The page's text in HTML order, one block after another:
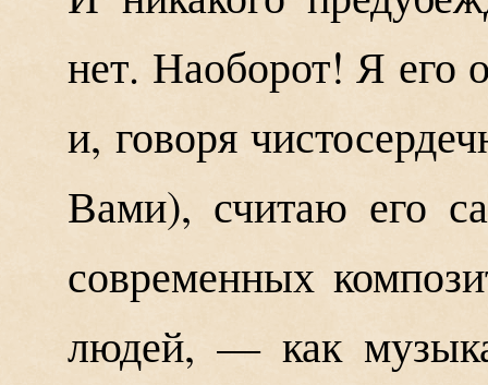
нет. Наоборот! Я его
и, говоря
Вами), считаю его
современных
людей, — как